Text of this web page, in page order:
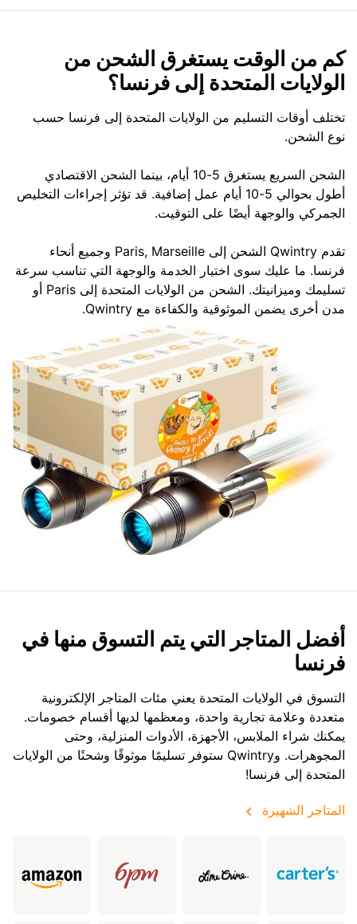
كم من الوقت يستغرق الشحن من
الولايات المتحدة إلى فرنسا؟
تختلف أوقات التسليم من الولايات المتحدة إلى فرنسا حسب
نوع الشحن.
الشحن السريع يستغرق 5-10 أيام، بينما الشحن الاقتصادي
أطول بحوالي 5-10 أيام عمل إضافية. قد تؤثر إجراءات التخليص
الجمركي والوجهة أيضًا على التوقيت.
تقدم Qwintry الشحن إلى Paris, Marseille وجميع أنحاء
فرنسا. ما عليك سوى اختيار الخدمة والوجهة التي تناسب سرعة
تسليمك وميزانيتك. الشحن من الولايات المتحدة إلى Paris أو
مدن أخرى يضمن الموثوقية والكفاءة مع Qwintry.
أفضل المتاجر التي يتم التسوق منها في
فرنسا
التسوق في الولايات المتحدة يعني مئات المتاجر الإلكترونية
متعددة وعلامة تجارية واحدة، ومعظمها لديها أقسام خصومات.
يمكنك شراء الملابس، الأجهزة، الأدوات المنزلية، وحتى
المجوهرات. وQwintry ستوفر تسليمًا موثوقًا وشحنًا من الولايات
المتحدة إلى فرنسا!
المتاجر الشهيرة